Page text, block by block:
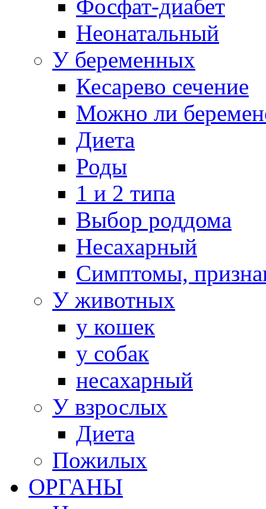
Фосфат-диабет
Неонатальный
У беременных
Кесарево сечение
Можно ли
Диета
Роды
1 и 2 типа
Выбор роддома
Несахарный
Симптомы,
У животных
у кошек
у собак
несахарный
У взрослых
Диета
Пожилых
ОРГАНЫ